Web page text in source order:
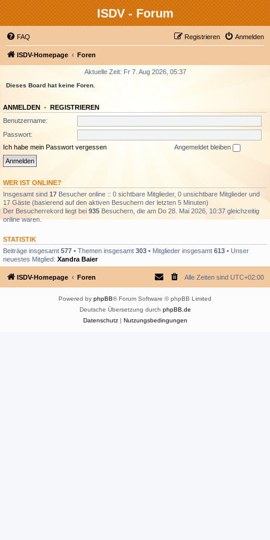
ISDV - Forum
FAQ Anmelden
Registrieren
ISDV-Homepage Foren
Aktuelle Zeit: Fr 7. Aug 2026, 05:37
Dieses Board hat keine Foren.
ANMELDEN • REGISTRIEREN
Benutzername:
Passwort:
Ich habe mein Passwort vergessen
Angemeldet bleiben
WER IST ONLINE?
Insgesamt sind 17 Besucher online :: 0 sichtbare Mitglieder, 0 unsichtbare Mitglieder und
17 Gäste (basierend auf den aktiven Besuchern der letzten 5 Minuten)
Der Besucherrekord liegt bei 935 Besuchern, die am Do 28. Mai 2026, 10:37 gleichzeitig
online waren.
STATISTIK
Beiträge insgesamt 577 • Themen insgesamt 303 • Mitglieder insgesamt 613 • Unser
neuestes Mitglied: Xandra Baier
ISDV-Homepage Foren Alle Zeiten sind UTC+02:00
Powered by phpBB® Forum Software © phpBB Limited
Deutsche Übersetzung durch phpBB.de
Datenschutz| Nutzungsbedingungen